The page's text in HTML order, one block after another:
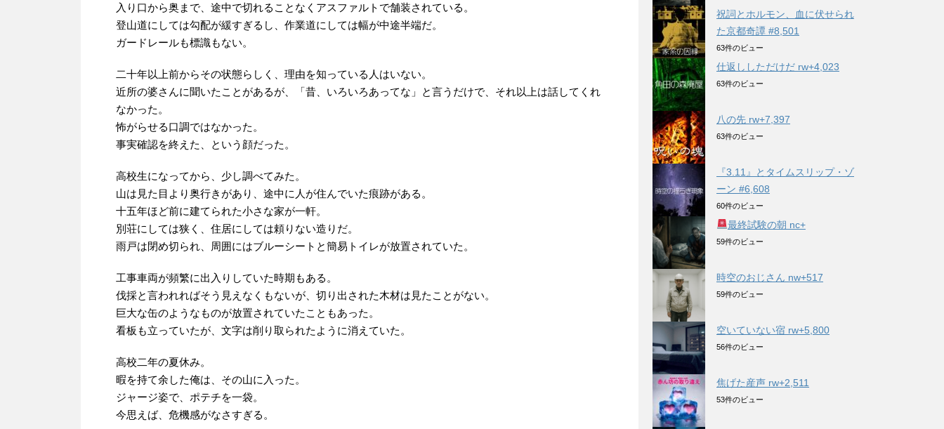
入り口から奥まで、途中で切れることなくアスファルトで舗装されている。
登山道にしては勾配が緩すぎるし、作業道にしては幅が中途半端だ。
ガードレールも標識もない。
二十年以上前からその状態らしく、理由を知っている人はいない。
近所の婆さんに聞いたことがあるが、「昔、いろいろあってな」と言うだけで、それ以上は話してくれ
なかった。
怖がらせる口調ではなかった。
事実確認を終えた、という顔だった。
高校生になってから、少し調べてみた。
山は見た目より奥行きがあり、途中に人が住んでいた痕跡がある。
十五年ほど前に建てられた小さな家が一軒。
別荘にしては狭く、住居にしては頼りない造りだ。
雨戸は閉め切られ、周囲にはブルーシートと簡易トイレが放置されていた。
工事車両が頻繁に出入りしていた時期もある。
伐採と言われればそう見えなくもないが、切り出された木材は見たことがない。
巨大な缶のようなものが放置されていたこともあった。
看板も立っていたが、文字は削り取られたように消えていた。
高校二年の夏休み。
暇を持て余した俺は、その山に入った。
ジャージ姿で、ポテチを一袋。
今思えば、危機感がなさすぎる。
祝詞とホルモン、血に伏せられ
た京都奇譚 #8,501
63件のビュー
仕返ししただけだ rw+4,023
63件のビュー
八の先 rw+7,397
63件のビュー
『3.11』とタイムスリップ・ゾ
ーン #6,608
60件のビュー
最終試験の朝 nc+
59件のビュー
時空のおじさん nw+517
59件のビュー
空いていない宿 rw+5,800
56件のビュー
焦げた産声 rw+2,511
53件のビュー